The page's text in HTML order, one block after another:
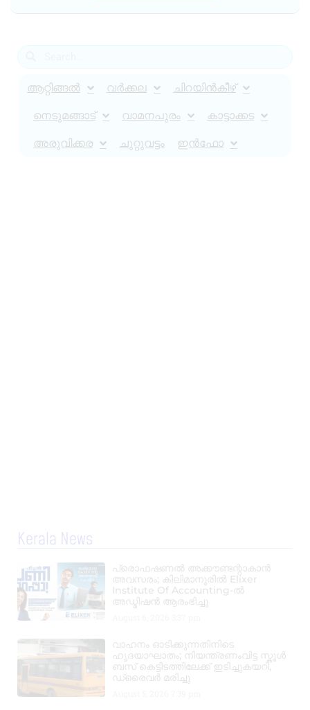
ആറ്റിങ്ങൽ വർക്കല ചിറയിൻകീഴ്
നെടുമങ്ങാട് വാമനപുരം കാട്ടാക്കട
അരുവിക്കര ചുറ്റുവട്ടം ഇൻഫോ
Kerala News
പ്രൊഫഷണൽ അക്കൗണ്ടന്റാകാൻ
അവസരം; കിലിമാനൂരിൽ Elixer
Institute Of Accounting-ൽ
അഡ്മിഷൻ ആരംഭിച്ചു
വാഹനം ഓടിക്കുന്നതിനിടെ
ഹൃദയാഘാതം; നിയന്ത്രണംവിട്ട സ്കൂൾ
ബസ് കെട്ടിടത്തിലേക്ക് ഇടിച്ചുകയറി,
ഡ്രൈവർ മരിച്ചു